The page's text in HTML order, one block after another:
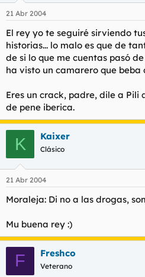
21 Abr 2004
El rey yo te seguiré sirviendo
historias... lo malo es que de
de si lo que me cuentas pasó
ha visto un camarero que beba
Eres un crack, padre, dile a
de pene iberica.
K Kaixer
Clásico
21 Abr 2004
Moraleja: Di no a las drogas,
Mu buena rey :)
F Freshco
Veterano